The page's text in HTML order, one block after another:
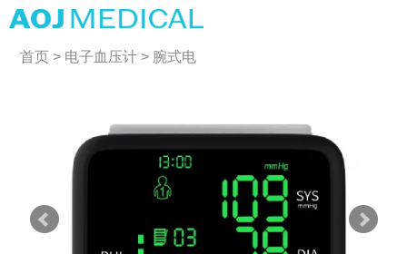
首页 > 电子血压计 > 腕式电